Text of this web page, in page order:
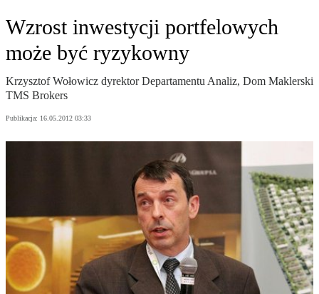
Wzrost inwestycji portfelowych
może być ryzykowny
Krzysztof Wołowicz dyrektor Departamentu Analiz, Dom Maklerski
TMS Brokers
Publikacja: 16.05.2012 03:33